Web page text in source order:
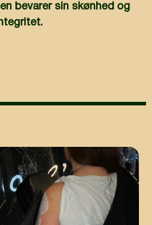
bevarer sin skønhed og